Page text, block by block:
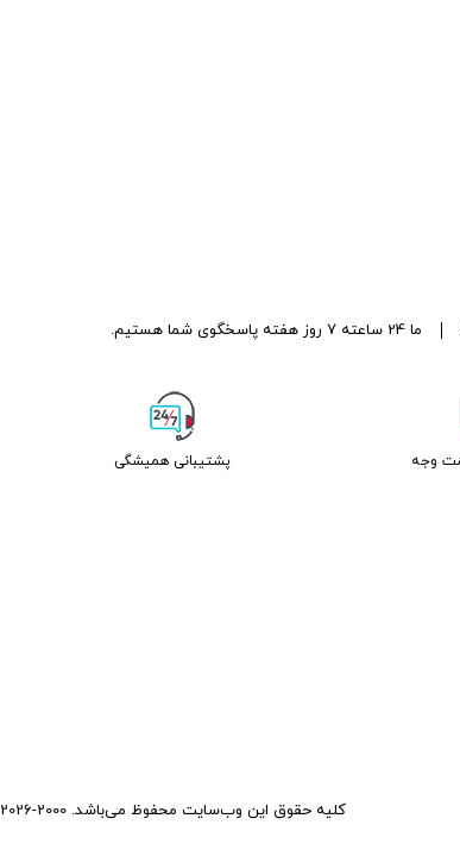
ما 24 ساعته 7 روز هفته پاسخگوی شما هستیم.
پشتیبانی همیشگی
کلیه حقوق این وب‌سایت محفوظ می‌باشد. 2000-2026